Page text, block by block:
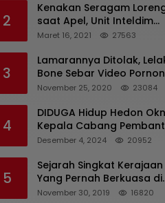
2
Kenakan Seragam
saat Apel, Unit Inteldim
1426/Takalar Datangi
Maret 16, 2021 27563
3
Lamarannya Ditolak,
Bone Sebar Video
November 25, 2020 23084
4
DIDUGA Hidup Hedon
Kepala Cabang
Bank syariah Indonesia
Tipu Nasabah Prioritasnya
Hingga Milyaran Rupiah
Bilyet Giro Tidak Terdaftar,
Desember 4, 2024 20952
5
Sejarah Singkat Kerajaan
Yang Pernah Berkuasa di
Sinjai
November 30, 2019 16820